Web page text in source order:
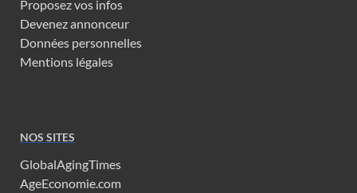
Proposez vos infos
Devenez annonceur
Données personnelles
Mentions légales
NOS SITES
GlobalAgingTimes
AgeEconomie.com